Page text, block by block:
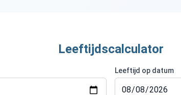
Leeftijdscalculator
Leeftijd op datum